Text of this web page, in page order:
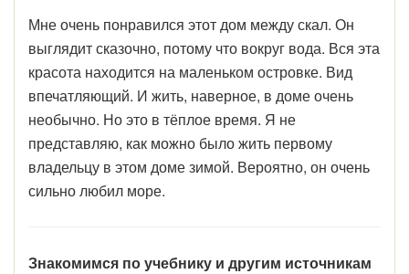
Мне очень понравился этот дом между скал. Он
выглядит сказочно, потому что вокруг вода. Вся эта
красота находится на маленьком островке. Вид
впечатляющий. И жить, наверное, в доме очень
необычно. Но это в тёплое время. Я не
представляю, как можно было жить первому
владельцу в этом доме зимой. Вероятно, он очень
сильно любил море.
Знакомимся по учебнику и другим источникам